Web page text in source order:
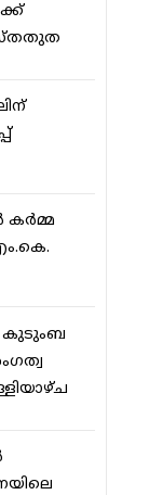
കര്‍മ്മ
കുടുംബ